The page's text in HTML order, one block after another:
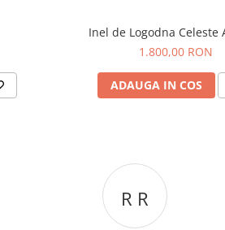
Inel de Logodna Celeste
1.800,00 RON
ADAUGA IN COS
C C